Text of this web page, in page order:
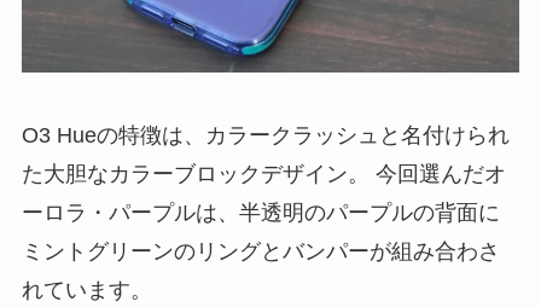
O3 Hueの特徴は、カラークラッシュと名付けられ
た大胆なカラーブロックデザイン。 今回選んだオ
ーロラ・パープルは、半透明のパープルの背面に
ミントグリーンのリングとバンパーが組み合わさ
れています。